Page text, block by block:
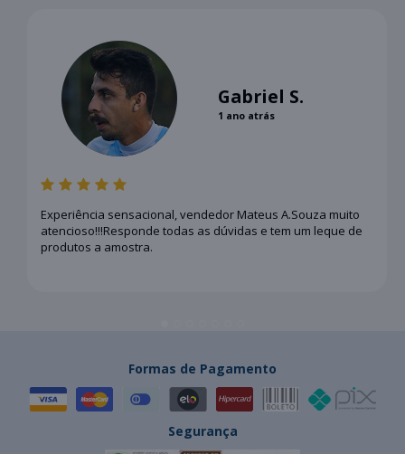
Gabriel S.
1 ano atrás
Experiência sensacional, vendedor Mateus A.Souza muito
atencioso!!!Responde todas as dúvidas e tem um leque de
produtos a amostra.
Formas de Pagamento
Segurança